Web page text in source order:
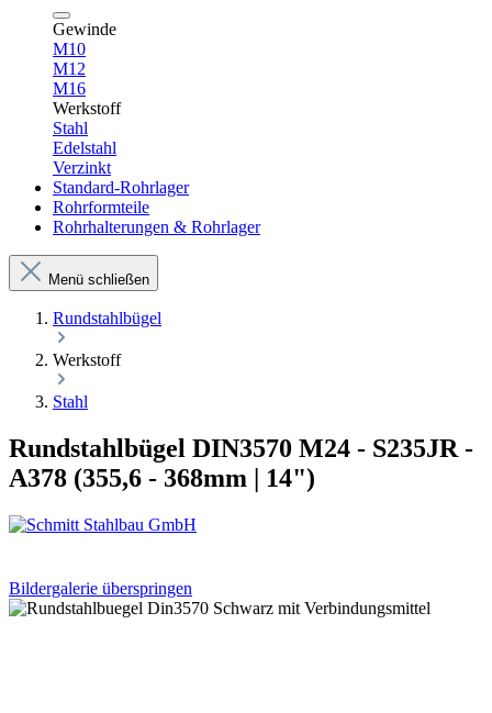
Gewinde
M10
M12
M16
Werkstoff
Stahl
Edelstahl
Verzinkt
Standard-Rohrlager
Rohrformteile
Rohrhalterungen & Rohrlager
Menü schließen
Rundstahlbügel
Werkstoff
Stahl
Rundstahlbügel DIN3570 M24 - S235JR -
A378 (355,6 - 368mm | 14")
Bildergalerie überspringen